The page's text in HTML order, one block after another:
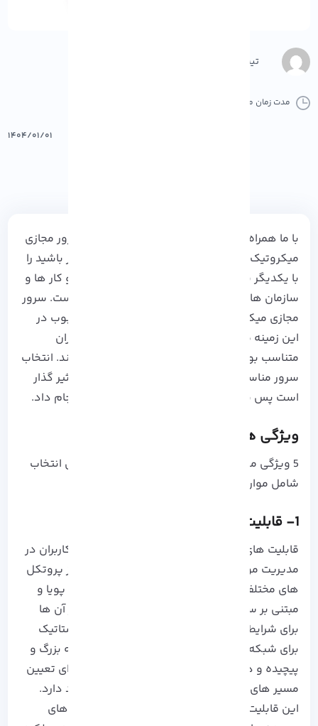
تیم محتوا
مدت زمان مطالعه :
۱۴۰۴/۰۱/۰۱
با ما همراه باشید تا 5 ویژگی مهم برای انتخاب سرور مجازی
میکروتیک که می تواند در تصمیم گیری تاثیر گذار باشید را
با یکدیگر بررسی کنیم. یکی از چالش های کسب و کار ها و
سازمان ها، انتخاب سرور مجازی مناسب برای کار است. سرور
مجازی میکروتیک به عنوان یکی از گزینه های محبوب در
این زمینه محسسوب می شود که با نیاز های کاربران
متناسب بوده و قابلیت های مختلفی را ارائه می کند. انتخاب
سرور مناسب بر روی عملکرد شبکه و کارایی آن تاثیر گذار
است پس نیاز است که با دقت بالایی این کار را انجام داد.
ویژگی های سرور مجازی میکروتیک
5 ویژگی مهم و اصلی سرور مجازی میکروتیک برای انتخاب
شامل موارد زیر است:
1- قابلیت های مسیریابی پیشرفته
قابلیت های مسیریاب پیشرفته
به کاربران در
مدیریت موثر شبکه ها کمک می کند. این سرور از پروتکل
های مختلف
از حمله مسیر یابی استاتیک، پویا و
مبتنی بر سیاست پشتیبانی می کند که هر کدام از آن ها
برای شرایط متفاوتی مناسب هستند. مسیریابی استاتیک
برای شبکه های کوچک، مسیریابی پویا برای شبکه بزرگ و
پیچیده و در نهایت مسیریابی مبتنی بر سیاست برای تعیین
مسیر های خاص بر اساس معیار های خاصی کاربرد دارد.
این قابلیت به کاربران در مدیریت تنظیمات شبکه های